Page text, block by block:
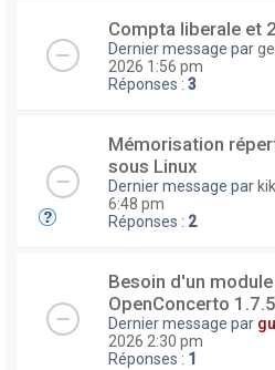
Compta liberale et
Dernier message par
2026 1:56 pm
Réponses : 3
Mémorisation
sous Linux
Dernier message par
6:48 pm
Réponses : 2
Besoin d'un
OpenConcerto 1.7.5
Dernier message par
2026 2:30 pm
Réponses : 1